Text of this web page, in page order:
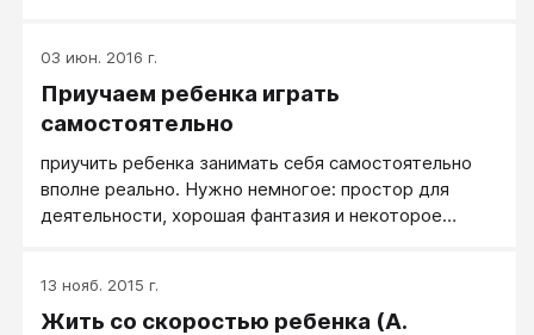
новостями из собственной жизни. Первая новость
— о том, чем он из случившегося в этот день
гордится. А вторая — о том, что у него ПОКА (на
03 июн. 2016 г.
Приучаем ребенка играть
самостоятельно
приучить ребенка занимать себя самостоятельно
вполне реально. Нужно немногое: простор для
деятельности, хорошая фантазия и некоторое
13 нояб. 2015 г.
Жить со скоростью ребенка (А.